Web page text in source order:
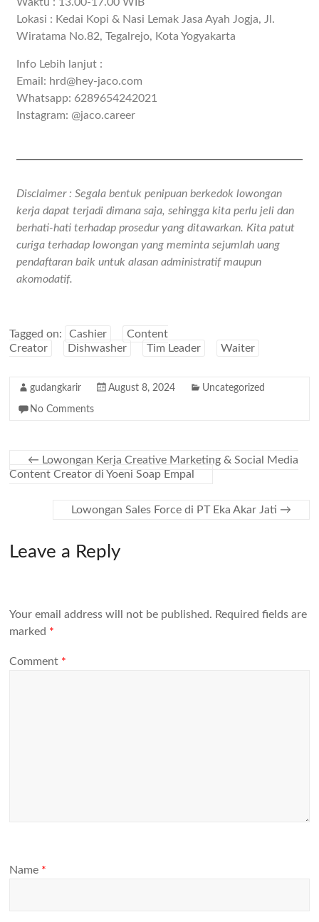
Lokasi : Kedai Kopi & Nasi Lemak Jasa Ayah Jogja, Jl.
Wiratama No.82, Tegalrejo, Kota Yogyakarta
Info Lebih lanjut :
Email: hrd@hey-jaco.com
Whatsapp: 6289654242021
Instagram: @jaco.career
Disclaimer : Segala bentuk penipuan berkedok lowongan
kerja dapat terjadi dimana saja, sehingga kita perlu jeli dan
berhati-hati terhadap prosedur yang ditawarkan. Kita patut
curiga terhadap lowongan yang meminta sejumlah uang
pendaftaran baik untuk alasan administratif maupun
akomodatif.
Tagged on: Cashier
Content
Creator
Dishwasher Tim Leader Waiter
gudangkarir August 8, 2024 Uncategorized
No Comments
← Lowongan Kerja Creative Marketing & Social Media
Content Creator di Yoeni Soap Empal
Lowongan Sales Force di PT Eka Akar Jati →
Leave a Reply
Your email address will not be published. Required fields are
marked *
Comment *
Name *